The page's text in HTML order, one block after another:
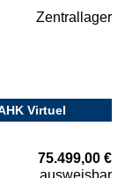
Zentrallager
Virtuel
75.499,00 €
ausweisbar